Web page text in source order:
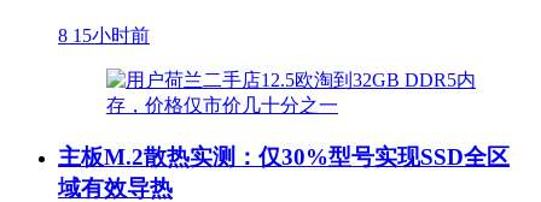
8 15小时前
主板M.2散热实测：仅30%型号实现SSD全区
域有效导热